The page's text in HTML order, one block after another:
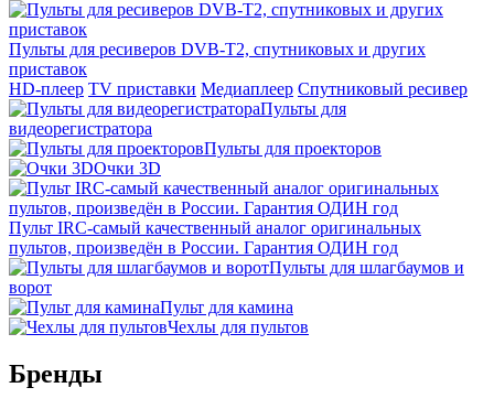
Пульты для ресиверов DVB-T2, спутниковых и других
приставок
HD-плеер TV приставки Медиаплеер Спутниковый ресивер
Пульты для
видеорегистратора
Пульты для проекторов
Очки 3D
Пульт IRC-самый качественный аналог оригинальных
пультов, произведён в России. Гарантия ОДИН год
Пульты для шлагбаумов и
ворот
Пульт для камина
Чехлы для пультов
Бренды